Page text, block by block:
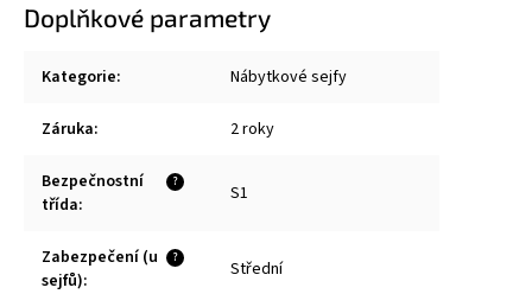
Doplňkové parametry
Kategorie: Nábytkové sejfy
Záruka: 2 roky
?
Bezpečnostní
třída: S1
?
Zabezpečení (u
sejfů): Střední